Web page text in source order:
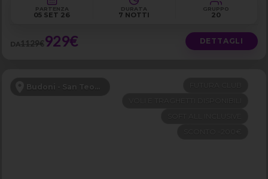
PARTENZA
05 SET 26
DURATA
7 NOTTI
GRUPPO
20
DA1129€929€ DETTAGLI
Budoni - San Teodoro